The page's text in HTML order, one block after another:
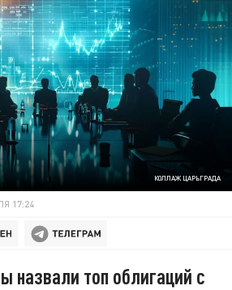
КОЛЛАЖ ЦАРЬГРАДА
17:24
назвали топ облигаций с